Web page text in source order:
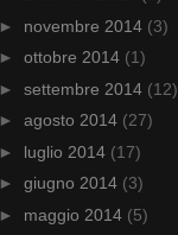
► novembre 2014 (3)
► ottobre 2014 (1)
► settembre 2014 (12)
► agosto 2014 (27)
► luglio 2014 (17)
► giugno 2014 (3)
► maggio 2014 (5)